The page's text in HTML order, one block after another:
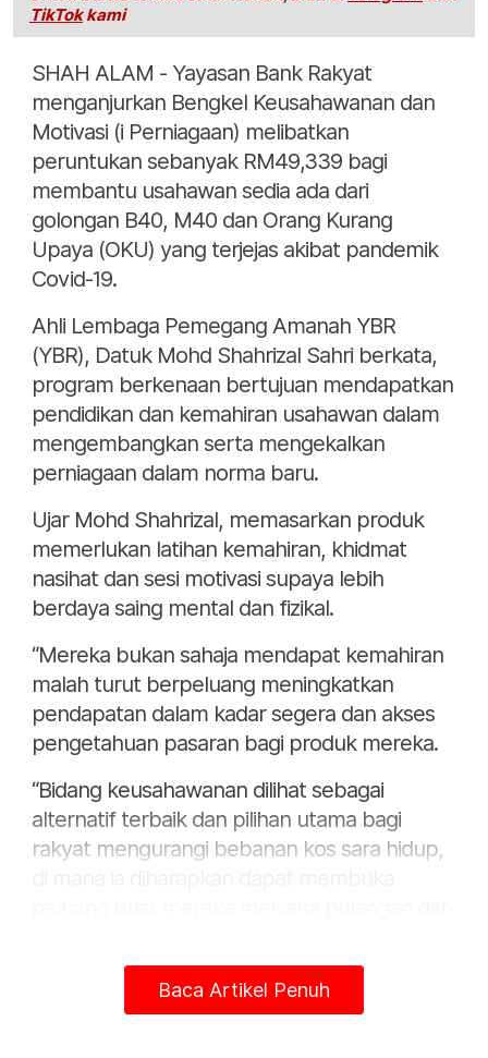
TikTokkami
SHAH ALAM - Yayasan Bank Rakyat
menganjurkan Bengkel Keusahawanan dan
Motivasi (i Perniagaan) melibatkan
peruntukan sebanyak RM49,339 bagi
membantu usahawan sedia ada dari
golongan B40, M40 dan Orang Kurang
Upaya (OKU) yang terjejas akibat pandemik
Covid-19.
Ahli Lembaga Pemegang Amanah YBR
(YBR), Datuk Mohd Shahrizal Sahri berkata,
program berkenaan bertujuan mendapatkan
pendidikan dan kemahiran usahawan dalam
mengembangkan serta mengekalkan
perniagaan dalam norma baru.
Ujar Mohd Shahrizal, memasarkan produk
memerlukan latihan kemahiran, khidmat
nasihat dan sesi motivasi supaya lebih
berdaya saing mental dan fizikal.
“Mereka bukan sahaja mendapat kemahiran
malah turut berpeluang meningkatkan
pendapatan dalam kadar segera dan akses
pengetahuan pasaran bagi produk mereka.
“Bidang keusahawanan dilihat sebagai
alternatif terbaik dan pilihan utama bagi
rakyat mengurangi bebanan kos sara hidup,
"Insya-ALLAH niat yang murni akan dapat
dilaksanakan dengan baik. Dengan kerjaya
Baca Artikel Penuh